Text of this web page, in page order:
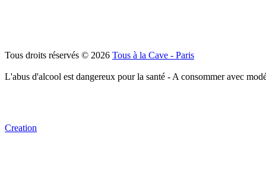
Tous droits réservés © 2026 Tous à la Cave - Paris
L'abus d'alcool est dangereux pour la santé - A consommer avec
Creation